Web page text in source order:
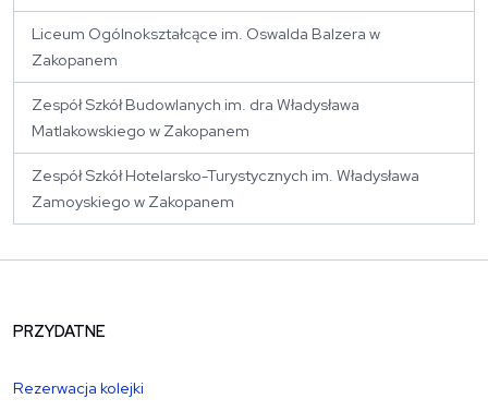
Liceum Ogólnokształcące im. Oswalda Balzera w
Zakopanem
Zespół Szkół Budowlanych im. dra Władysława
Matlakowskiego w Zakopanem
Zespół Szkół Hotelarsko-Turystycznych im. Władysława
Zamoyskiego w Zakopanem
PRZYDATNE
Rezerwacja kolejki